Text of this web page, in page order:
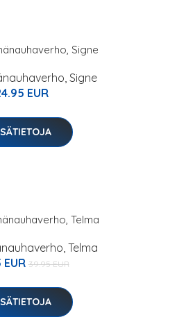
Signe
EUR
Telma
EUR 39.95 EUR